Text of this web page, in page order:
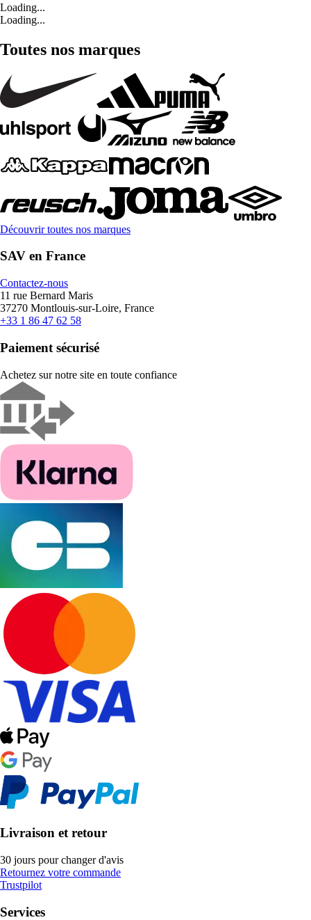
Loading...
Loading...
Toutes nos marques
Découvrir toutes nos marques
SAV en France
Contactez-nous
11 rue Bernard Maris
37270 Montlouis-sur-Loire, France
+33 1 86 47 62 58
Paiement sécurisé
Achetez sur notre site en toute confiance
Livraison et retour
30 jours pour changer d'avis
Retournez votre commande
Trustpilot
Services